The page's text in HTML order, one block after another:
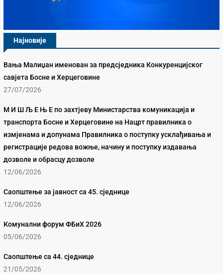
Најновије
Вања Малиџан именован за предсједника Конкуренцијског
савјета Босне и Херцеговине
27/07/2026
М И Ш Љ Е Њ Е по захтјеву Министарства комуникација и
транспорта Босне и Херцеговине на Нацрт правилника о
измјенама и допунама Правилника о поступку усклађивања и
регистрације редова вожње, начину и поступку издавања
дозволе и обрасцу дозволе
12/06/2026
Саопштење за јавност са 45. сједнице
12/06/2026
Комунални форум ФБиХ 2026
05/06/2026
Саопштење са 44. сједнице
21/05/2026